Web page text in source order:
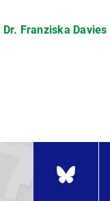
Dr. Franziska Davies